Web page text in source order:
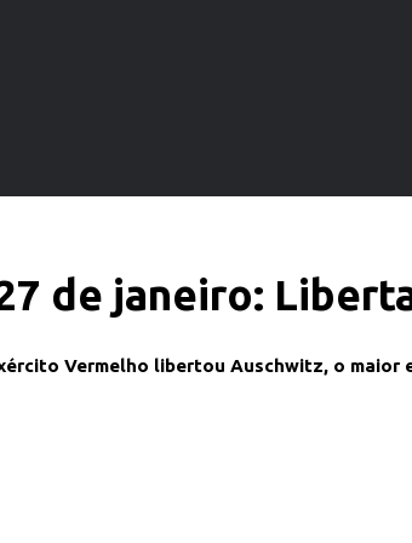
de janeiro:
Vermelho libertou Auschwitz, o